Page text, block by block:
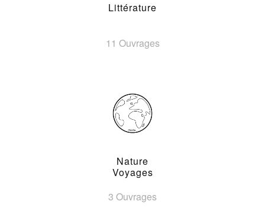
Littérature
11 Ouvrages
Nature
Voyages
3 Ouvrages